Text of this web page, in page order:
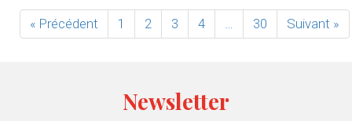
« Précédent 1 2 3 4 30 Suivant »
Newsletter